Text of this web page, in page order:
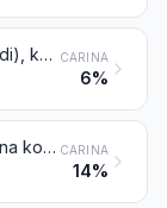
Motorna kolesa (tudi mopedi), kolesa in podobna vozila s pomožnim motorjem, z bočno prikolico ali brez nje; bočne prikolice CARINA
6%
Dvokolesa in druga podobna kolesa (tudi dostavni tricikli), brez motornega pogona CARINA
14%